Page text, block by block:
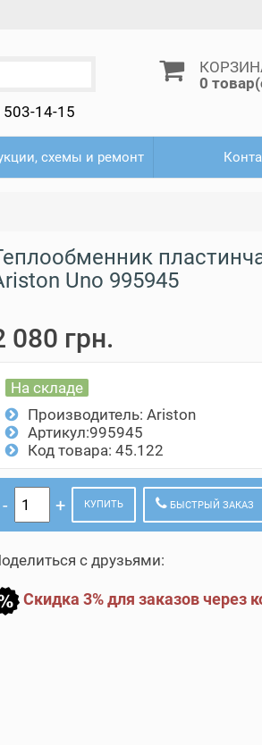
503-14-15
0
схемы и ремонт
Uno 995945
080 грн.
На складе
Производитель:Ariston
Артикул:995945
Код товара: 45.122
КУПИТЬ БЫСТРЫЙ ЗАКАЗ
с друзьями:
Скидка 3% для заказов через